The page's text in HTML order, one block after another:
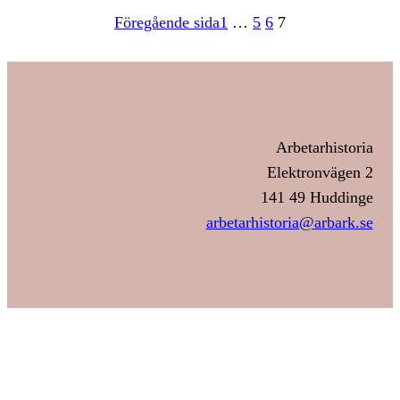
Föregående sida1 … 5 6 7
Arbetarhistoria
Elektronvägen 2
141 49 Huddinge
arbetarhistoria@arbark.se